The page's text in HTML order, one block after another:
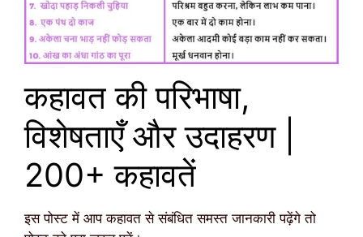
कहावत की परिभाषा,
विशेषताएँ और उदाहरण |
200+ कहावतें
इस पोस्ट में आप कहावत से संबंधित समस्त जानकारी पढ़ेंगे तो